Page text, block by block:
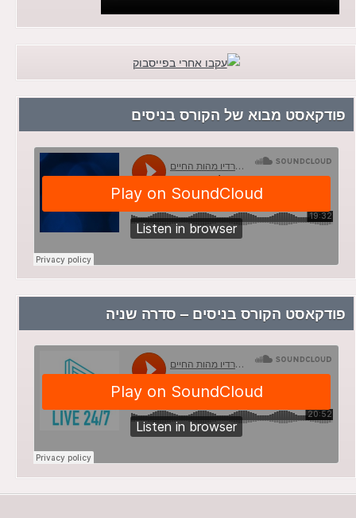
פודקאסט מבוא של הקורס בניסים
פודקאסט הקורס בניסים – סדרה שניה